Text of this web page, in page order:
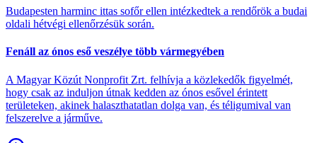
Budapesten harminc ittas sofőr ellen intézkedtek a rendőrök a budai
oldali hétvégi ellenőrzésük során.
Fenáll az ónos eső veszélye több vármegyében
A Magyar Közút Nonprofit Zrt. felhívja a közlekedők figyelmét,
hogy csak az induljon útnak kedden az ónos esővel érintett
területeken, akinek halaszthatatlan dolga van, és téligumival van
felszerelve a járműve.